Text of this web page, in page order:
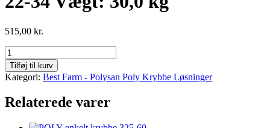
515,00 kr.
22-
34
Vægt:
30,0
antal
Tilføj til kurv
Kategori: Best Farm - Polysan Poly Krybbe Løsninger
Relaterede varer